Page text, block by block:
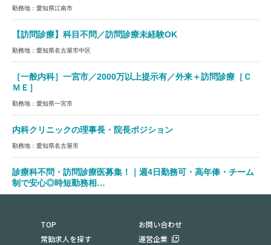
勤務地：愛知県江南市
【訪問診療】科目不問／訪問診療未経験OK
勤務地：愛知県名古屋市中区
［一般内科］一宮市／2000万以上提示有／外来＋訪問診療［Ｃ
ＭＥ］
勤務地：愛知県一宮市
内科クリニックの理事長・院長ポジション
勤務地：愛知県名古屋市
診療科不問・訪問診療医募集！｜週4日勤務可・高年俸・チーム
制で安心◎時短勤務相…
TOP
常勤求人を探す
お問い合わせ
運営企業